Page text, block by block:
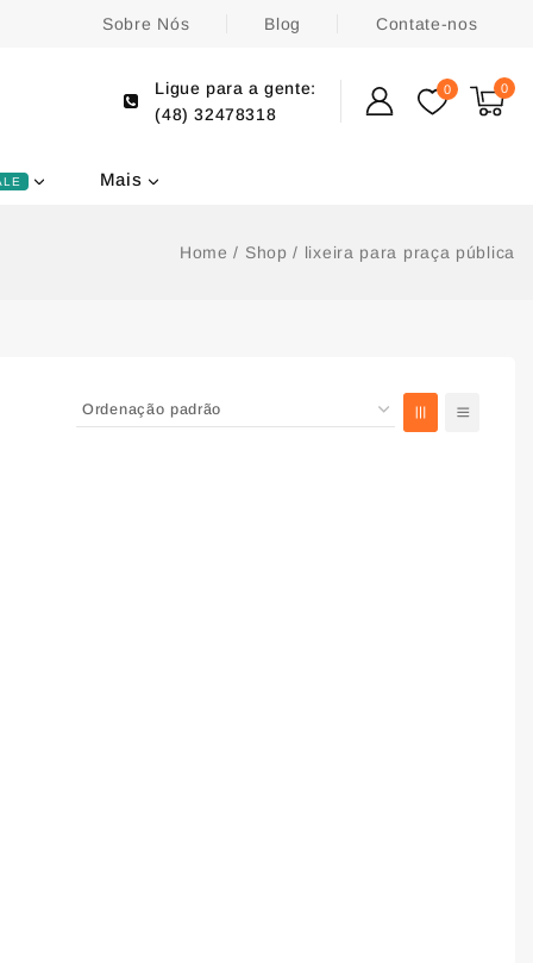
Sobre Nós Blog Contate-nos
Ligue para a gente:
(48) 32478318
0 0
Mais
Home / Shop / lixeira para praça pública